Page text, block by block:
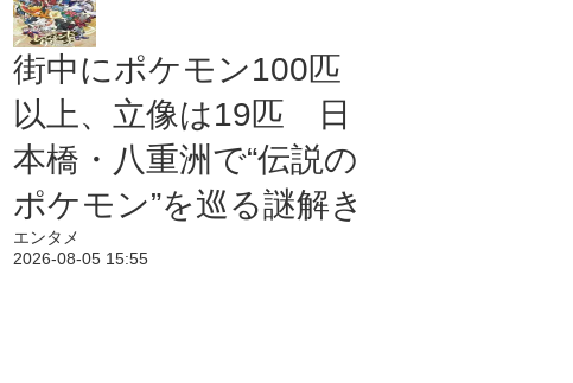
街中にポケモン100匹
以上、立像は19匹 日
本橋・八重洲で“伝説の
ポケモン”を巡る謎解き
エンタメ
2026-08-05 15:55